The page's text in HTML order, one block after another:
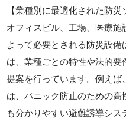
【業種別に最適化された防災
オフィスビル、工場、医療施
よって必要とされる防災設
は、業種ごとの特性や法的
提案を行っています。例え
は、パニック防止のための高
も分かりやすい避難誘導シス